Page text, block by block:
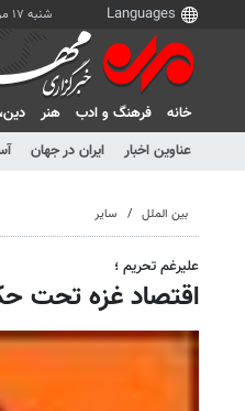
شنبه ۱۷ مرداد ۱۴۰۵
خانه فرهنگ و ادب هنر
عناوین اخبار
ایران در جهان
بین الملل سایر
علیرغم تحریم ؛
اقتصاد غزه تحت حکومت حماس